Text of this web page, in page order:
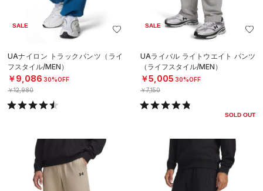
SALE
UAナイロン トラックパンツ（ライ
フスタイル/MEN）
￥9,086 30%OFF
￥12,980
SALE
UAライバル ライトウエイト パンツ
（ライフスタイル/MEN）
￥5,005 30%OFF
￥7,150
SOLD OUT